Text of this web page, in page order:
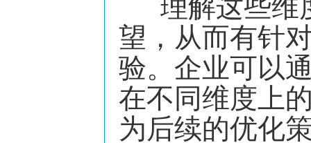
理解这些维
望，从而有针
验。企业可以
在不同维度上
为后续的优化